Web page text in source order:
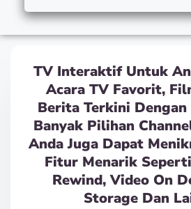
TV Interaktif Untuk
Acara TV Favorit,
Berita Terkini
Banyak Pilihan
Anda Juga Dapat
Fitur Menarik
Rewind, Video On
Storage Dan